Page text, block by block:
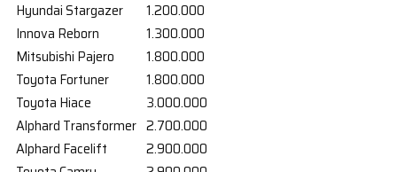
Hyundai Stargazer
1.200.000
Innova Reborn
1.300.000
Mitsubishi Pajero
1.800.000
Toyota Fortuner
1.800.000
Toyota Hiace
3.000.000
Alphard Transformer 2.700.000
Alphard Facelift
2.900.000